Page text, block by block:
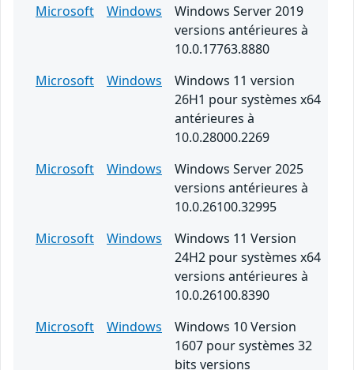
Microsoft
Windows
Windows Server 2019
versions antérieures à
10.0.17763.8880
Microsoft
Windows
Windows 11 version
26H1 pour systèmes x64
antérieures à
10.0.28000.2269
Microsoft
Windows
Windows Server 2025
versions antérieures à
10.0.26100.32995
Microsoft
Windows
Windows 11 Version
24H2 pour systèmes x64
versions antérieures à
10.0.26100.8390
Microsoft
Windows
Windows 10 Version
1607 pour systèmes 32
bits versions